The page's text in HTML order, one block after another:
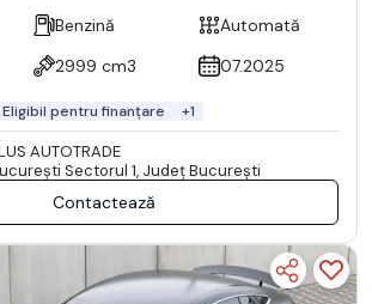
Benzină
Automată
2999 cm3 07.2025
Eligibil pentru finanțare +1
AUTOTRADE
Sectorul 1, Județ București
Contactează